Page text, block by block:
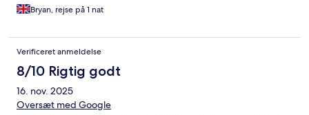
Bryan, rejse på 1 nat
Verificeret anmeldelse
8/10 Rigtig godt
16. nov. 2025
Oversæt med Google